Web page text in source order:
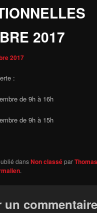
2017
2017
:
de 9h à 16h
de 9h à 15h
dansNon classéparThomas
.
un commentaire